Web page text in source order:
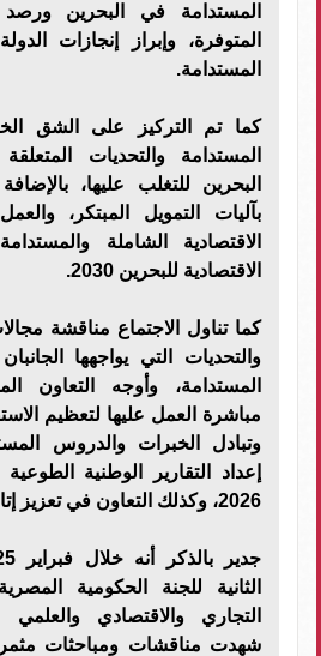
المستدامة في البحرين
المتوفرة، وإبراز إنجازات
المستدامة.
كما تم التركيز على الشق
المستدامة والتحديات
البحرين للتغلب عليها،
بآليات التمويل المبتكر،
الاقتصادية الشاملة
الاقتصادية للبحرين 2030.
كما تناول الاجتماع مناقشة
والتحديات التي يواجهها
المستدامة، وأوجه التعاون
مباشرة العمل عليها لتعظيم
وتبادل الخبرات والدروس
إعداد التقارير الوطنية
2026، وكذلك التعاون في تعزيز إتاحة ودقة البيانات.
الثانية للجنة الحكومية
التجاري والاقتصادي
شهدت مناقشات ومباحثات